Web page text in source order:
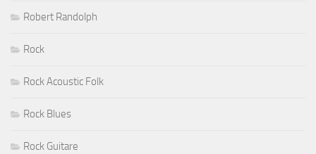
Robert Randolph
Rock
Rock Acoustic Folk
Rock Blues
Rock Guitare